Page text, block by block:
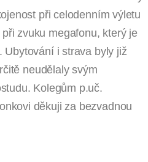
při celodenním výletu
zvuku megafonu, který je
i strava byly již
neudělaly svým
Kolegům p.uč.
děkuji za bezvadnou